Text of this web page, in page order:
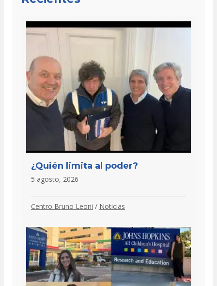
¿Quién limita al poder?
5 agosto, 2026
Centro Bruno Leoni / Noticias